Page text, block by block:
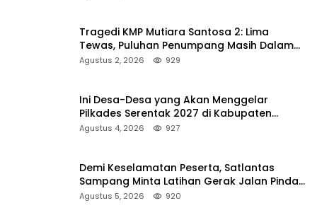
Tragedi KMP Mutiara Santosa 2: Lima
Tewas, Puluhan Penumpang Masih Dalam
Pencarian
Agustus 2, 2026 929
Ini Desa-Desa yang Akan Menggelar
Pilkades Serentak 2027 di Kabupaten
Sumenep
Agustus 4, 2026 927
Demi Keselamatan Peserta, Satlantas
Sampang Minta Latihan Gerak Jalan Pindah
ke Lokasi Aman
Agustus 5, 2026 920